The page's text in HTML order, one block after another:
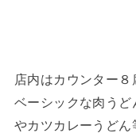
店内はカウンター８
ベーシックな肉うど
やカツカレーうど